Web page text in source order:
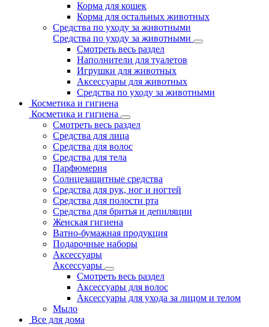
Корма для кошек
Корма для остальных животных
Средства по уходу за животными
Средства по уходу за животными
Смотреть весь раздел
Наполнители для туалетов
Игрушки для животных
Аксессуары для животных
Средства по уходу за животными
Косметика и гигиена
Косметика и гигиена
Смотреть весь раздел
Средства для лица
Средства для волос
Средства для тела
Парфюмерия
Солнцезащитные средства
Средства для рук, ног и ногтей
Средства для полости рта
Средства для бритья и депиляции
Женская гигиена
Ватно-бумажная продукция
Подарочные наборы
Аксессуары
Аксессуары
Смотреть весь раздел
Аксессуары для волос
Аксессуары для ухода за лицом и телом
Мыло
Все для дома